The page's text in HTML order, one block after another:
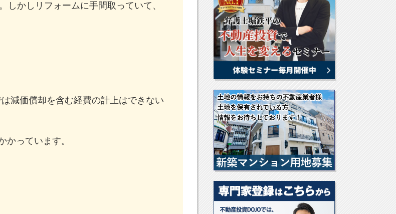
しかしリフォームに手間取っていて、
減価償却を含む経費の計上はできない
かっています。